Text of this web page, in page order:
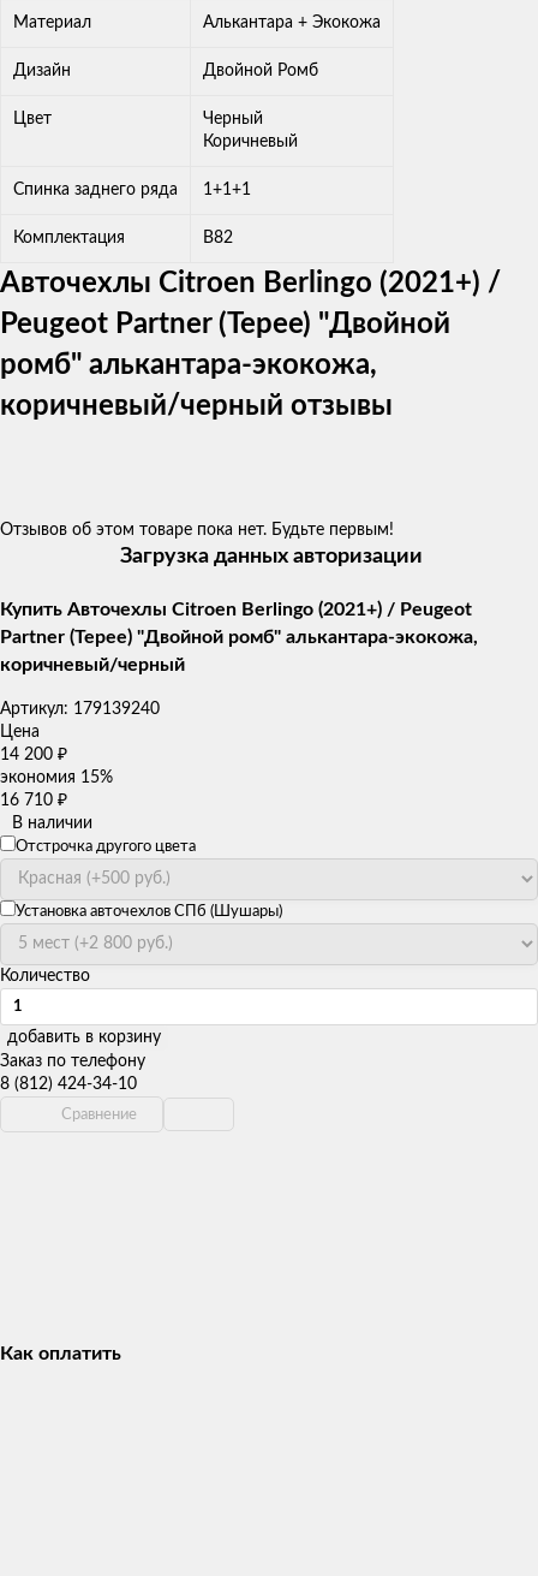
Материал Алькантара + Экокожа
Дизайн Двойной Ромб
Цвет
Черный
Коричневый
Спинка заднего ряда 1+1+1
Комплектация B82
Авточехлы Citroen Berlingo (2021+) /
Peugeot Partner (Tepee) "Двойной
ромб" алькантара-экокожа,
коричневый/черный отзывы
Отзывов об этом товаре пока нет. Будьте первым!
Загрузка данных авторизации
Купить Авточехлы Citroen Berlingo (2021+) / Peugeot
Partner (Tepee) "Двойной ромб" алькантара-экокожа,
коричневый/черный
Артикул: 179139240
Цена
14 200 ₽
экономия 15%
16 710 ₽
В наличии
Отстрочка другого цвета
Установка авточехлов СПб (Шушары)
Количество
добавить в корзину
Заказ по телефону
8 (812) 424-34-10
Сравнение
Как оплатить